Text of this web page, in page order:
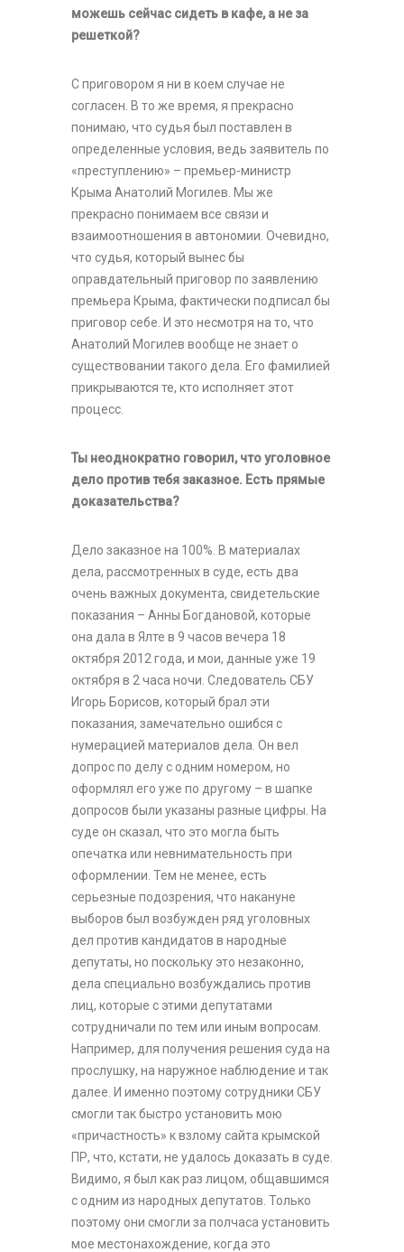
можешь сейчас сидеть в кафе, а не за
решеткой?
С приговором я ни в коем случае не
согласен. В то же время, я прекрасно
понимаю, что судья был поставлен в
определенные условия, ведь заявитель по
«преступлению» – премьер-министр
Крыма Анатолий Могилев. Мы же
прекрасно понимаем все связи и
взаимоотношения в автономии. Очевидно,
что судья, который вынес бы
оправдательный приговор по заявлению
премьера Крыма, фактически подписал бы
приговор себе. И это несмотря на то, что
Анатолий Могилев вообще не знает о
существовании такого дела. Его фамилией
прикрываются те, кто исполняет этот
процесс.
Ты неоднократно говорил, что уголовное
дело против тебя заказное. Есть прямые
доказательства?
Дело заказное на 100%. В материалах
дела, рассмотренных в суде, есть два
очень важных документа, свидетельские
показания – Анны Богдановой, которые
она дала в Ялте в 9 часов вечера 18
октября 2012 года, и мои, данные уже 19
октября в 2 часа ночи. Следователь СБУ
Игорь Борисов, который брал эти
показания, замечательно ошибся с
нумерацией материалов дела. Он вел
допрос по делу с одним номером, но
оформлял его уже по другому – в шапке
допросов были указаны разные цифры. На
суде он сказал, что это могла быть
опечатка или невнимательность при
оформлении. Тем не менее, есть
серьезные подозрения, что накануне
выборов был возбужден ряд уголовных
дел против кандидатов в народные
депутаты, но поскольку это незаконно,
дела специально возбуждались против
лиц, которые с этими депутатами
сотрудничали по тем или иным вопросам.
Например, для получения решения суда на
прослушку, на наружное наблюдение и так
далее. И именно поэтому сотрудники СБУ
смогли так быстро установить мою
«причастность» к взлому сайта крымской
ПР, что, кстати, не удалось доказать в суде.
Видимо, я был как раз лицом, общавшимся
с одним из народных депутатов. Только
поэтому они смогли за полчаса установить
мое местонахождение, когда это